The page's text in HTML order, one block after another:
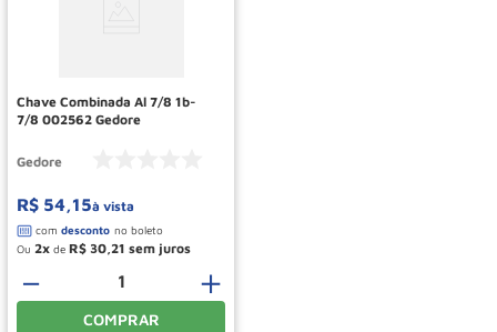
Chave Combinada Al 7/8 1b-
7/8 002562 Gedore
Gedore
R$ 54,15à vista
Ou 2 de R$ 30 21
＋
－
COMPRAR